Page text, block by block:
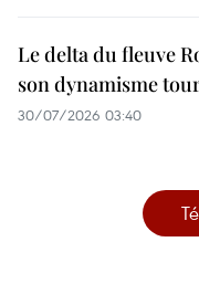
Le delta du fleuve
son dynamisme
30/07/2026 03:40